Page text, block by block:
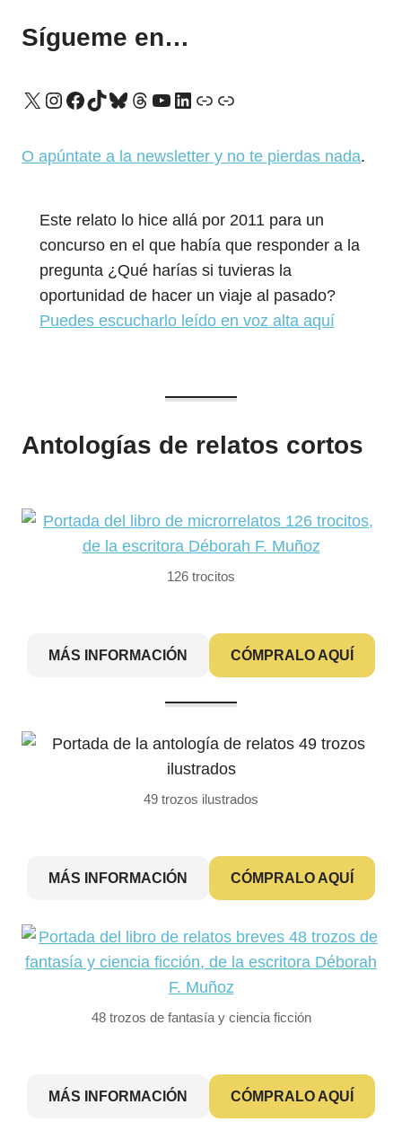
Sígueme en…
X Instagram
Facebook
TikTok
Bluesky
Threads
YouTube
LinkedIn
Enlace
Enlace
O apúntate a la newsletter y no te pierdas nada.
Este relato lo hice allá por 2011 para un
concurso en el que había que responder a la
pregunta ¿Qué harías si tuvieras la
oportunidad de hacer un viaje al pasado?
Puedes escucharlo leído en voz alta aquí
Antologías de relatos cortos
126 trocitos
MÁS INFORMACIÓN CÓMPRALO AQUÍ
49 trozos ilustrados
MÁS INFORMACIÓN CÓMPRALO AQUÍ
48 trozos de fantasía y ciencia ficción
MÁS INFORMACIÓN CÓMPRALO AQUÍ